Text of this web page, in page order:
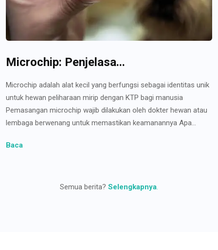
Microchip: Penjelasa...
Microchip adalah alat kecil yang berfungsi sebagai identitas unik
untuk hewan peliharaan mirip dengan KTP bagi manusia
Pemasangan microchip wajib dilakukan oleh dokter hewan atau
lembaga berwenang untuk memastikan keamanannya Apa...
Baca
Semua berita? Selengkapnya